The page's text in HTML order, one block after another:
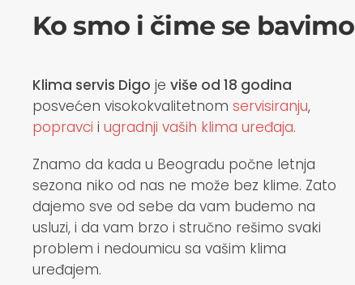
Ko smo i čime se bavimo
Klima servis Digo je više od 18 godina
posvećen visokokvalitetnom servisiranju,
popravci i ugradnji vaših klima uređaja.
Znamo da kada u Beogradu počne letnja
sezona niko od nas ne može bez klime. Zato
dajemo sve od sebe da vam budemo na
usluzi, i da vam brzo i stručno rešimo svaki
problem i nedoumicu sa vašim klima
uređajem.